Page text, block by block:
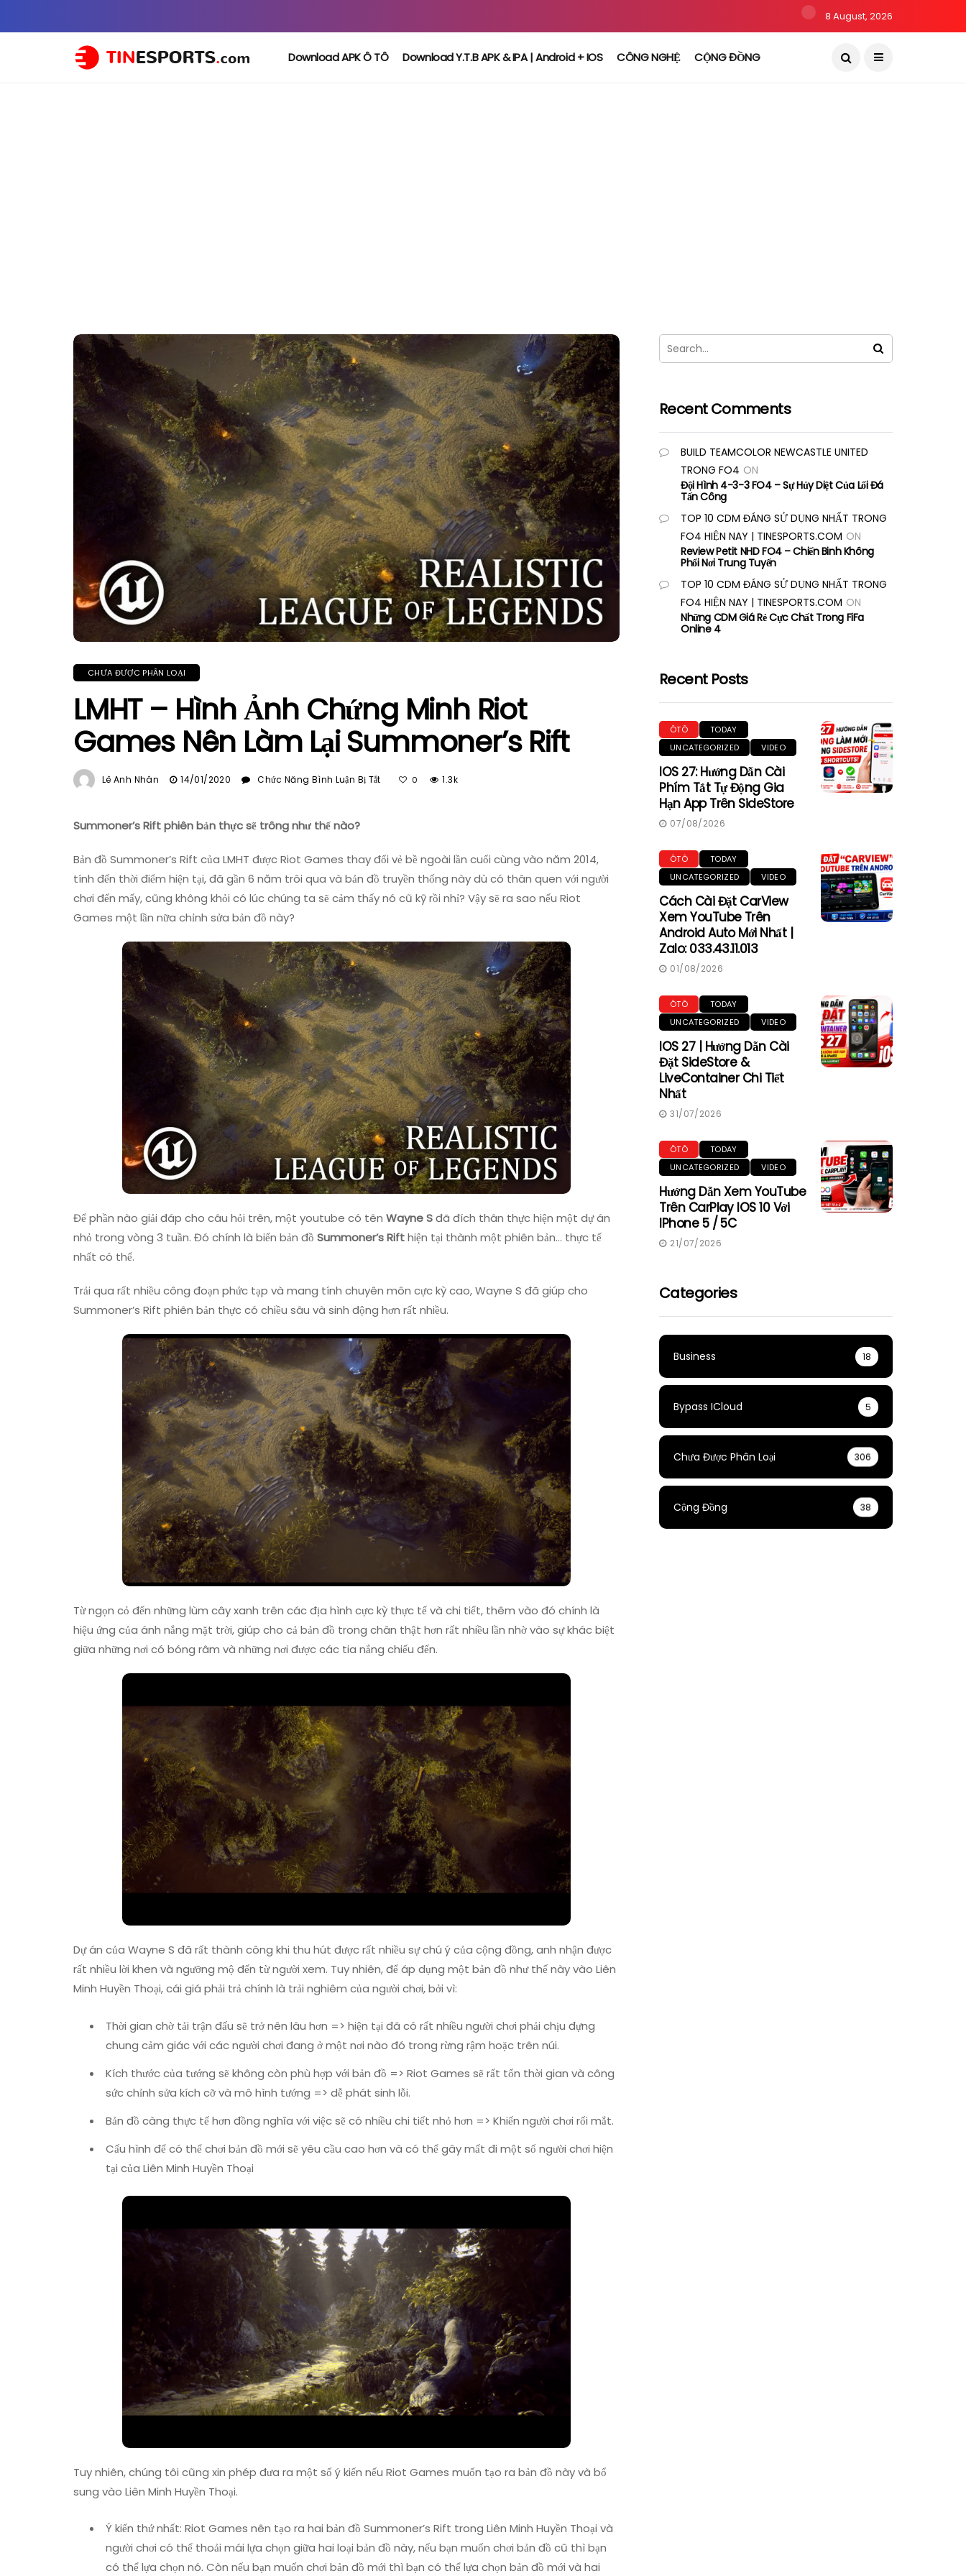
8 August, 2026
Download APK Ô TÔ Download Y.T.B APK & IPA | Android + IOS CÔNG NGHỆ CỘNG ĐỒNG
CHƯA ĐƯỢC PHÂN LOẠI
LMHT – Hình Ảnh Chứng Minh Riot
Games Nên Làm Lại Summoner’s Rift
Lê Anh Nhân 14/01/2020 Chức Năng Bình Luận Bị Tắt
Chứng
Minh
Riot
Games
Lại
Summoner’s
Rift
0 1.3k
Summoner’s Rift phiên bản thực sẽ trông như thế nào?
Bản đồ Summoner’s Rift của LMHT được Riot Games thay đổi vẻ bề ngoài lần cuối cùng vào năm 2014,
tính đến thời điểm hiện tại, đã gần 6 năm trôi qua và bản đồ truyền thống này dù có thân quen với người
chơi đến mấy, cũng không khỏi có lúc chúng ta sẽ cảm thấy nó cũ kỹ rồi nhỉ? Vậy sẽ ra sao nếu Riot
Games một lần nữa chỉnh sửa bản đồ này?
Để phần nào giải đáp cho câu hỏi trên, một youtube có tên Wayne Sđã đích thân thực hiện một dự án
nhỏ trong vòng 3 tuần. Đó chính là biến bản đồ Summoner’s Rifthiện tại thành một phiên bản… thực tế
nhất có thể.
Trải qua rất nhiều công đoạn phức tạp và mang tính chuyên môn cực kỳ cao, Wayne S đã giúp cho
Summoner’s Rift phiên bản thực có chiều sâu và sinh động hơn rất nhiều.
Từ ngọn cỏ đến những lùm cây xanh trên các địa hình cực kỳ thực tế và chi tiết, thêm vào đó chính là
hiệu ứng của ánh nắng mặt trời, giúp cho cả bản đồ trong chân thật hơn rất nhiều lần nhờ vào sự khác biệt
giữa những nơi có bóng râm và những nơi được các tia nắng chiếu đến.
Dự án của Wayne S đã rất thành công khi thu hút được rất nhiều sự chú ý của cộng đồng, anh nhận được
rất nhiều lời khen và ngưỡng mộ đến từ người xem. Tuy nhiên, để áp dụng một bản đồ như thế này vào Liên
Minh Huyền Thoại, cái giá phải trả chính là trải nghiêm của người chơi, bởi vì:
Thời gian chờ tải trận đấu sẽ trở nên lâu hơn => hiện tại đã có rất nhiều người chơi phải chịu đựng
chung cảm giác với các người chơi đang ở một nơi nào đó trong rừng rậm hoặc trên núi.
Kích thước của tướng sẽ không còn phù hợp với bản đồ => Riot Games sẽ rất tốn thời gian và công
sức chỉnh sửa kích cỡ và mô hình tướng => dễ phát sinh lỗi.
Bản đồ càng thực tế hơn đồng nghĩa với việc sẽ có nhiều chi tiết nhỏ hơn => Khiến người chơi rối mắt.
Cấu hình để có thể chơi bản đồ mới sẽ yêu cầu cao hơn và có thể gây mất đi một số người chơi hiện
tại của Liên Minh Huyền Thoại
Tuy nhiên, chúng tôi cũng xin phép đưa ra một số ý kiến nếu Riot Games muốn tạo ra bản đồ này và bổ
sung vào Liên Minh Huyền Thoại.
Ý kiến thứ nhất: Riot Games nên tạo ra hai bản đồ Summoner’s Rift trong Liên Minh Huyền Thoại và
người chơi có thể thoải mái lựa chọn giữa hai loại bản đồ này, nếu bạn muốn chơi bản đồ cũ thì bạn
có thể lựa chọn nó. Còn nếu bạn muốn chơi bản đồ mới thì bạn có thể lựa chọn bản đồ mới và hai
Recent Comments
BUILD TEAMCOLOR NEWCASTLE UNITED
TRONG FO4 ON
Đội Hình 4-3-3 FO4 – Sự Hủy Diệt Của Lối Đá
Tấn Công
TOP 10 CDM ĐÁNG SỬ DỤNG NHẤT TRONG
FO4 HIỆN NAY | TINESPORTS.COM ON
Review Petit NHD FO4 – Chiến Binh Không
Phổi Nơi Trung Tuyến
TOP 10 CDM ĐÁNG SỬ DỤNG NHẤT TRONG
FO4 HIỆN NAY | TINESPORTS.COM ON
Những CDM Giá Rẻ Cực Chất Trong FiFa
Online 4
Recent Posts
ÔTÔ
TODAY
UNCATEGORIZED
VIDEO
IOS 27: Hướng Dẫn Cài
Phím Tắt Tự Động Gia
Hạn App Trên SideStore
07/08/2026
ÔTÔ
TODAY
UNCATEGORIZED
VIDEO
Cách Cài Đặt CarView
Xem YouTube Trên
Android Auto Mới Nhất |
Zalo: 033.43.11.013
01/08/2026
ÔTÔ
TODAY
UNCATEGORIZED
VIDEO
IOS 27 | Hướng Dẫn Cài
Đặt SideStore &
LiveContainer Chi Tiết
Nhất
31/07/2026
ÔTÔ
TODAY
UNCATEGORIZED
VIDEO
Hướng Dẫn Xem YouTube
Trên CarPlay IOS 10 Với
IPhone 5 / 5C
21/07/2026
Categories
Business 18
Bypass ICloud 5
Chưa Được Phân Loại 306
Cộng Đồng 38